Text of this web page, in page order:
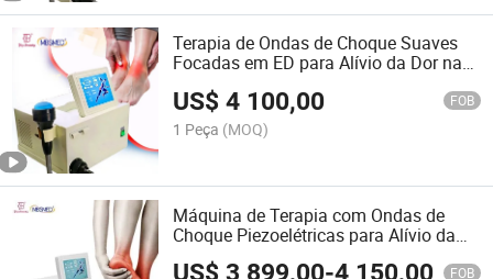
Terapia de Ondas de Choque Suaves
Focadas em ED para Alívio da Dor na
por Ondas de Choque para Humanos
US$4 100,00 FOB
1 Peça (MOQ)
Máquina de Terapia com Ondas de
Choque Piezoelétricas para Alívio da
US$3 899,00-4 150,00 FOB